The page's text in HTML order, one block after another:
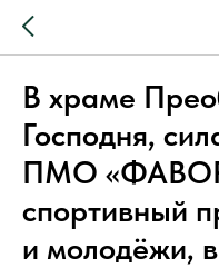
В храме
Господня,
ПМО
спортивный
и молодёжи,